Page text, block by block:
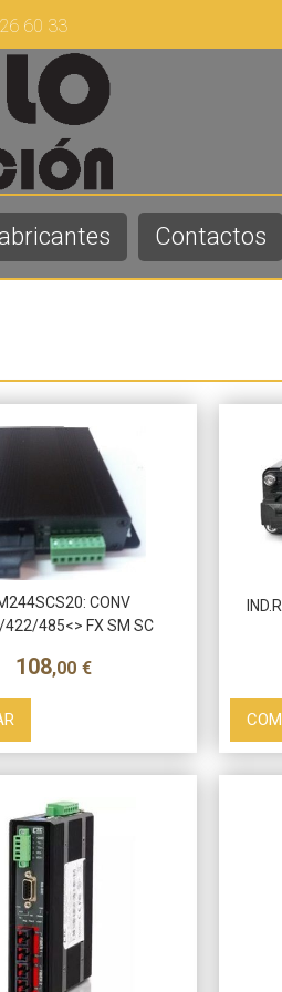
60 33
Contactos
CONV
422/485<> FX SM SC
108,00 €
Más info